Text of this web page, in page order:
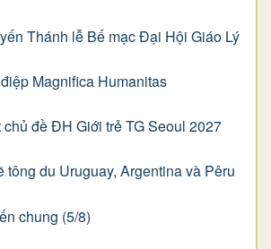
Thánh lễ Bế mạc Đại Hội Giáo Lý
Magnifica Humanitas
chủ đề ĐH Giới trẻ TG Seoul 2027
tông du Uruguay, Argentina và Pêru
chung (5/8)